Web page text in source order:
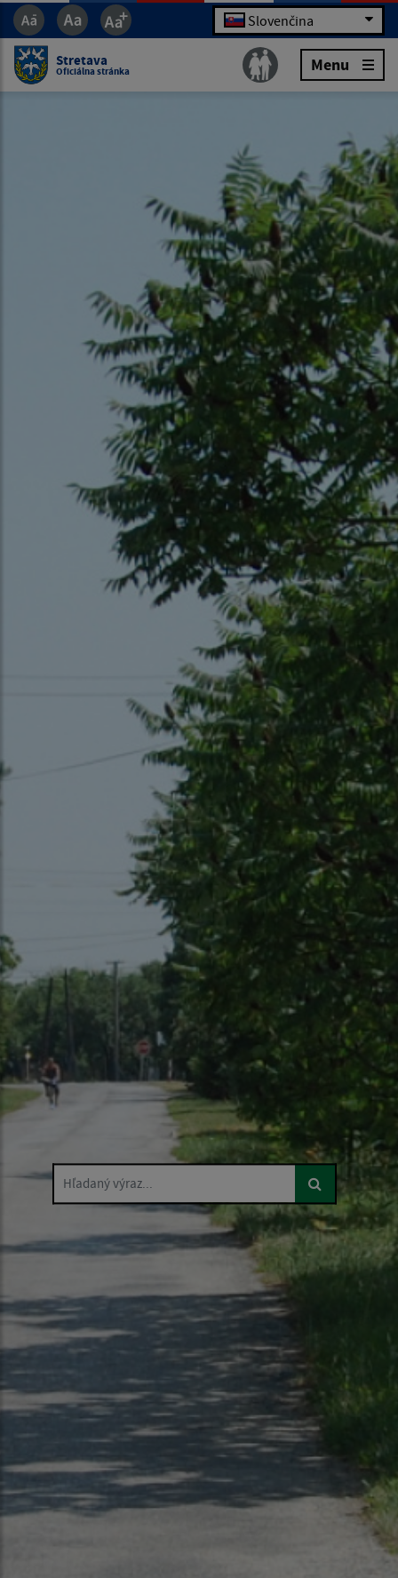
Slovenčina
Stretava
Oficiálna stránka Menu
Hľadaný výraz...